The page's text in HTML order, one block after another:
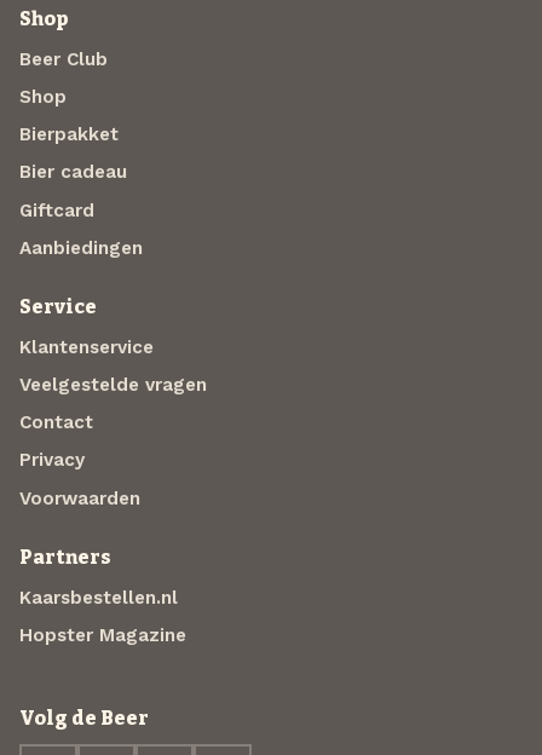
Shop
Beer Club
Shop
Bierpakket
Bier cadeau
Giftcard
Aanbiedingen
Service
Klantenservice
Veelgestelde vragen
Contact
Privacy
Voorwaarden
Partners
Kaarsbestellen.nl
Hopster Magazine
Volg de Beer